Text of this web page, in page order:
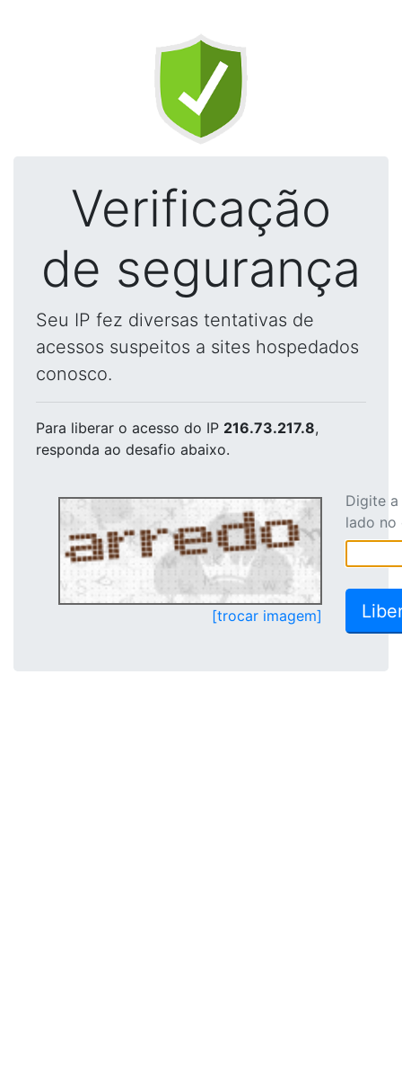
Verificação
de segurança
Seu IP fez diversas tentativas de
acessos suspeitos a sites hospedados
conosco.
Para liberar o acesso do IP 216.73.217.8,
responda ao desafio abaixo.
[trocar imagem]
Digite
lado no